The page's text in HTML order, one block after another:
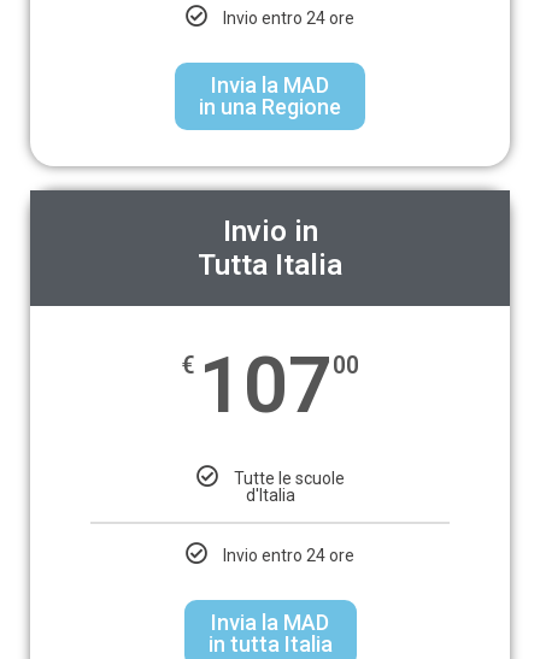
Invio entro 24 ore
Invia la MAD
in una Regione
Invio in
Tutta Italia
€ 10700
Tutte le scuole
d'Italia
Invio entro 24 ore
Invia la MAD
in tutta Italia